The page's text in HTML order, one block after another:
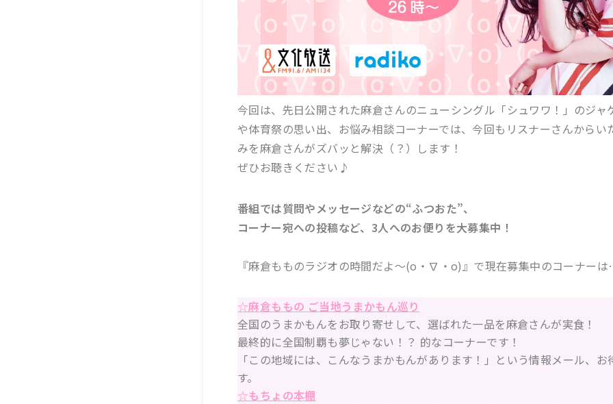
今回は、先日公開された麻倉さんのニューシングル「シュワワ！」のジャ
や体育祭の思い出、お悩み相談コーナーでは、今回もリスナーさんからい
みを麻倉さんがズバッと解決（？）します！
ぜひお聴きください♪
番組では質問やメッセージなどの“ふつおた”、
コーナー宛への投稿など、3人へのお便りを大募集中！
『麻倉もものラジオの時間だよ～(o・∇・o)』で現在募集中のコーナー
☆麻倉ももの ご当地うまかもん巡り
全国のうまかもんをお取り寄せして、選ばれた一品を麻倉さんが実食！
最終的に全国制覇も夢じゃない！？ 的なコーナーです！
「この地域には、こんなうまかもんがあります！」という情報メール、お
す。
☆もちょの本棚